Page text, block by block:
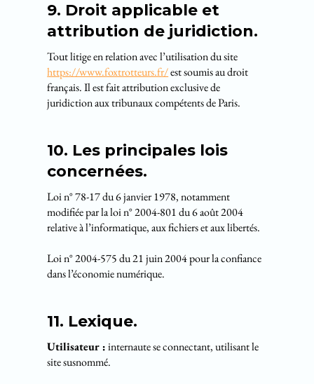
9. Droit applicable et
attribution de juridiction.
Tout litige en relation avec l’utilisation du site
https://www.foxtrotteurs.fr/est soumis au droit
français. Il est fait attribution exclusive de
juridiction aux tribunaux compétents de Paris.
10. Les principales lois
concernées.
Loi n° 78-17 du 6 janvier 1978, notamment
modifiée par la loi n° 2004-801 du 6 août 2004
relative à l’informatique, aux fichiers et aux libertés.
Loi n° 2004-575 du 21 juin 2004 pour la confiance
dans l’économie numérique.
11. Lexique.
Utilisateur :internaute se connectant, utilisant le
site susnommé.